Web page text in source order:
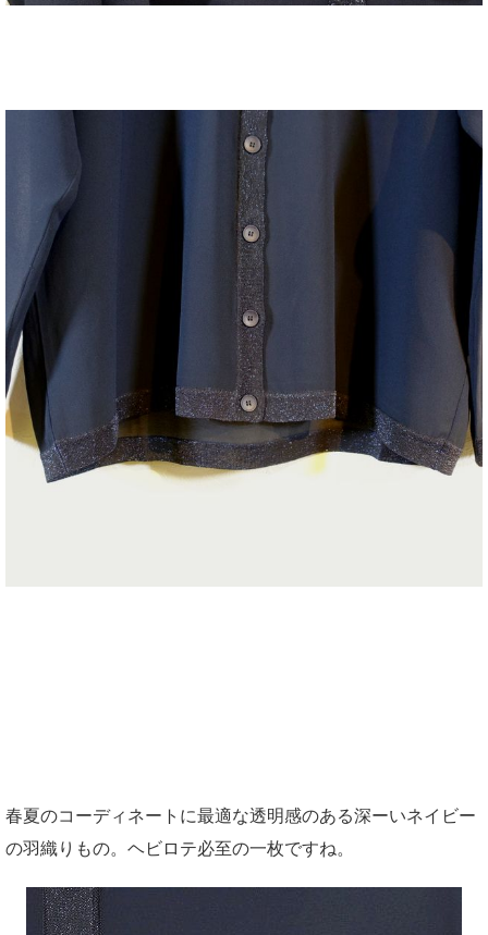
春夏のコーディネートに最適な透明感のある深ーいネイビー
の羽織りもの。ヘビロテ必至の一枚ですね。